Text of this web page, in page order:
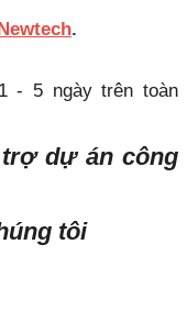
.
- 5 ngày trên toàn
dự án công
tôi